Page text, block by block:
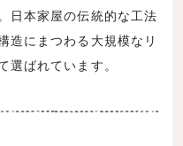
日本家屋の伝統的な工法
造にまつわる大規模なリ
ばれています。